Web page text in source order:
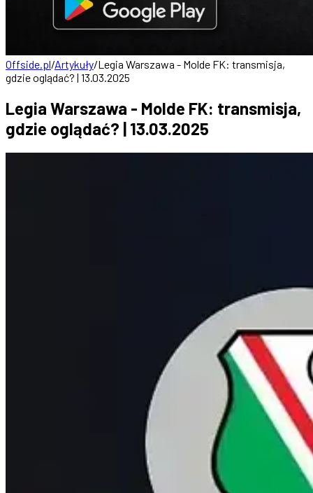
Offside.pl/Artykuły/Legia Warszawa - Molde FK: transmisja,
gdzie oglądać? | 13.03.2025
Legia Warszawa - Molde FK: transmisja,
gdzie oglądać? | 13.03.2025